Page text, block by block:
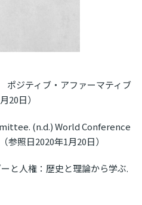
ポジティブ・アファーマティブ
20日）
(n.d.) World Conference
照日2020年1月20日）
と人権：歴史と理論から学ぶ.